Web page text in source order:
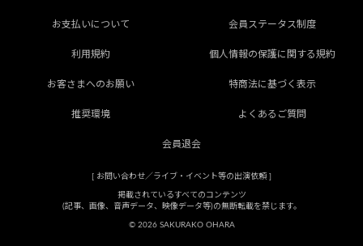
お支払いについて 会員ステータス制度
利用規約 個人情報の保護に関する規約
お客さまへのお願い 特商法に基づく表示
推奨環境 よくあるご質問
会員退会
[ お問い合わせ／ライブ・イベント等の出演依頼 ]
掲載されているすべてのコンテンツ
(記事、画像、音声データ、映像データ等)の無断転載を禁じます。
© 2026 SAKURAKO OHARA